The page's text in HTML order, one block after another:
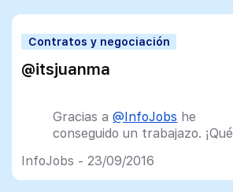
Contratos y negociación
@itsjuanma
Gracias a@InfoJobs he
conseguido un trabajazo. ¡Qué
publi gratis!@InfoJobs
funciona.
InfoJobs - 23/09/2016